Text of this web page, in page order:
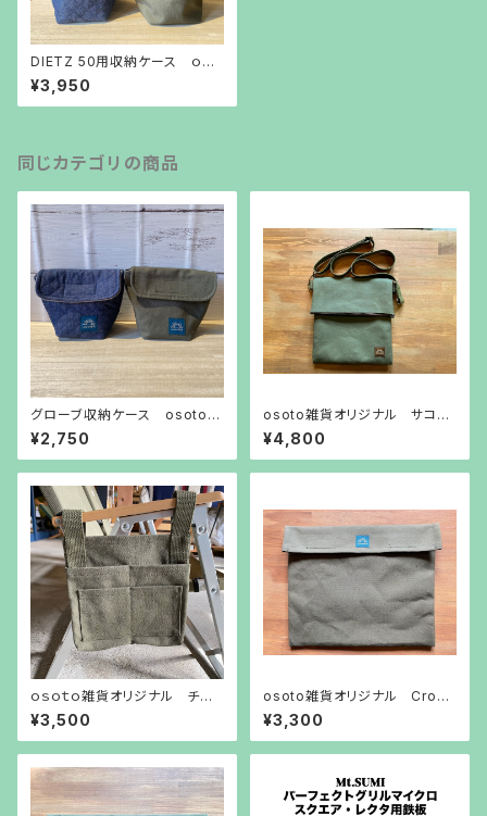
DIETZ 50用収納ケース ｏｓｏ
ｔｏ雑貨オリジナル
¥3,950
同じカテゴリの商品
グローブ収納ケース osoto雑
貨オリジナル
¥2,750
osoto雑貨オリジナル サコッ
シュ
¥4,800
ｏｓｏｔｏ雑貨オリジナル チェ
アサイドバッグ
¥3,500
osoto雑貨オリジナル Cross
wing専用バッグ
¥3,300